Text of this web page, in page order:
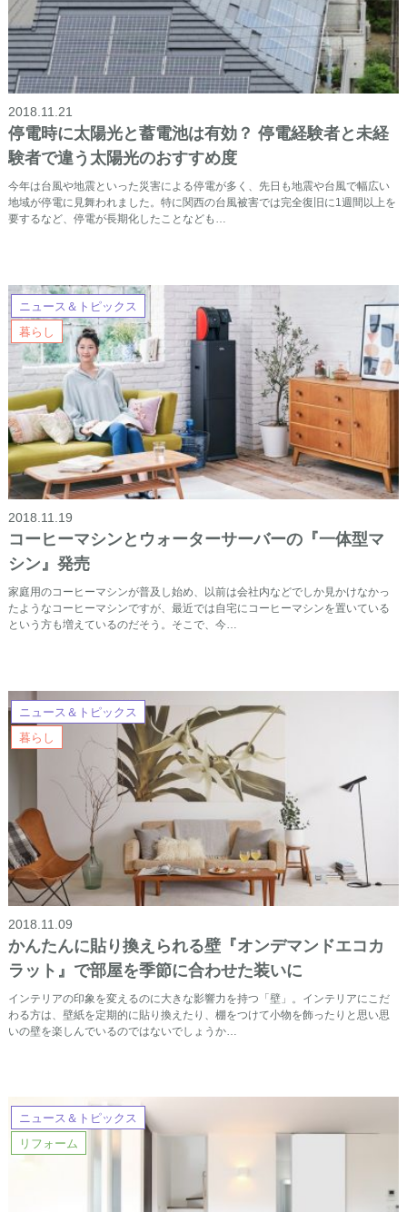
2018.11.21
停電時に太陽光と蓄電池は有効？ 停電経験者と未経
験者で違う太陽光のおすすめ度
今年は台風や地震といった災害による停電が多く、先日も地震や台風で幅広い
地域が停電に見舞われました。特に関西の台風被害では完全復旧に1週間以上を
要するなど、停電が長期化したことなども…
ニュース＆トピックス
暮らし
2018.11.19
コーヒーマシンとウォーターサーバーの『一体型マ
シン』発売
家庭用のコーヒーマシンが普及し始め、以前は会社内などでしか見かけなかっ
たようなコーヒーマシンですが、最近では自宅にコーヒーマシンを置いている
という方も増えているのだそう。そこで、今…
ニュース＆トピックス
暮らし
2018.11.09
かんたんに貼り換えられる壁『オンデマンドエコカ
ラット』で部屋を季節に合わせた装いに
インテリアの印象を変えるのに大きな影響力を持つ「壁」。インテリアにこだ
わる方は、壁紙を定期的に貼り換えたり、棚をつけて小物を飾ったりと思い思
いの壁を楽しんでいるのではないでしょうか…
ニュース＆トピックス
リフォーム